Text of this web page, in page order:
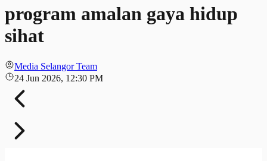
program amalan gaya hidup
sihat
Media Selangor Team
24 Jun 2026, 12:30 PM